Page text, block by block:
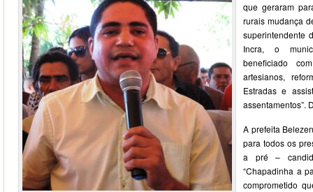
que geraram
rurais mudança
superintendente
Incra, o
beneficiado
artesianos,
Estradas e
assentamentos”.
A prefeita
para todos os
a pré –
“Chapadinha a
comprometido